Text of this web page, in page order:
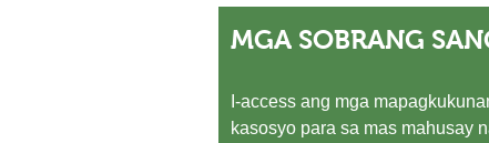
MGA SOBRANG
I-access ang mga
kasosyo para sa mas mahusay